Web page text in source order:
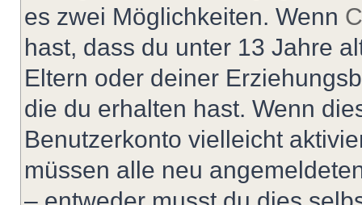
es zwei Möglichkeiten. Wenn
hast, dass du unter 13 Jahre
Eltern oder deiner
die du erhalten hast. Wenn
Benutzerkonto vielleicht
müssen alle neu